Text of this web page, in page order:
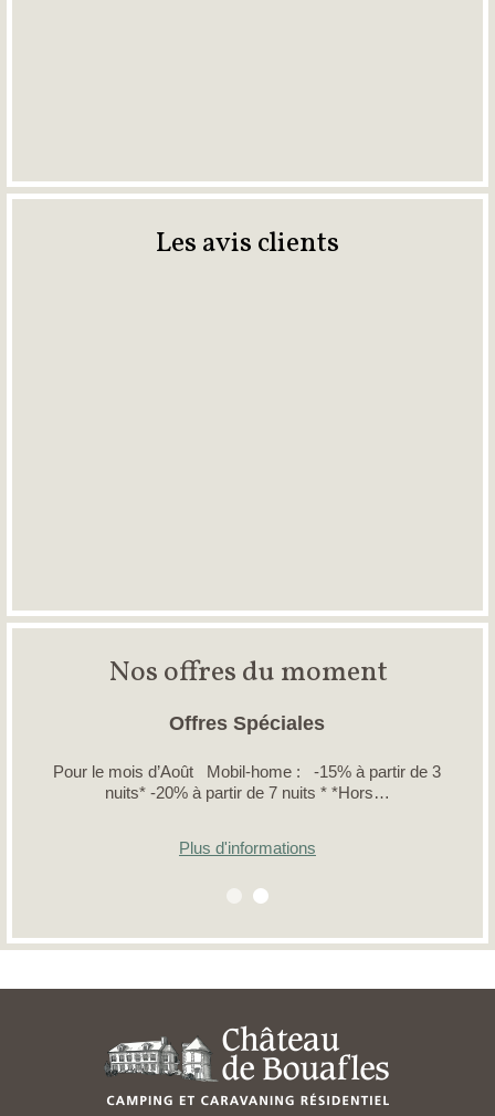
Les avis clients
Nos offres du moment
Offres Spéciales
Pour le mois d’Août Mobil-home : -15% à partir de 3
nuits* -20% à partir de 7 nuits * *Hors…
Plus d'informations